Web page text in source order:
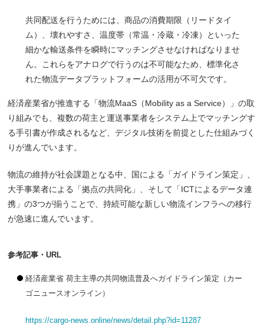
共同配送を行うためには、商品の消費期限（リードタイ
ム）、壊れやすさ、温度帯（常温・冷蔵・冷凍）といった
細かな輸送条件を瞬時にマッチングさせなければなりませ
ん。これらをアナログで行うのは不可能なため、標準化さ
れた物流データプラットフォームの活用が不可欠です。
経済産業省が推進する「物流MaaS（Mobility as a Service）」の取
り組みでも、複数の荷主と運送事業者をシステム上でマッチングす
る手引書が作成されるなど、デジタル技術を前提とした仕組みづく
りが進んでいます。
物流の維持が社会課題となる中、国による「ガイドライン策定」、
大手事業者による「拠点の共同化」、そして「ICTによるデータ連
携」の3つが揃うことで、持続可能な新しい物流インフラへの移行
が急速に進んでいます。
参考記事・URL
経済産業省 荷主主導の共同物流普及へガイドライン策定（カー
ゴニュースオンライン）
https://cargo-news.online/news/detail.php?id=11287